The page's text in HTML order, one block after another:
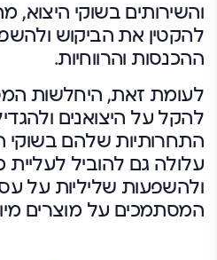
והשירותים בשוקי היצוא,
להקטין את הביקוש
ההכנסות והרווחיות.
לעומת זאת, היחלשות
להקל על היצואנים
התחרותיות שלהם בשוקי
עלולה גם להוביל לעליית
ולהשפעות שליליות על
המסתמכים על מוצרים